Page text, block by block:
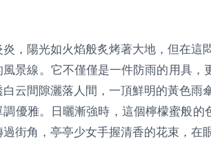
炎，陽光如火焰般炙烤著大地，但在
風景線。它不僅僅是一件防雨的用具
白云間隙灑落人間，一頂鮮明的黃色雨
調優雅。日曬漸強時，這個檸檬蜜般
過街角，亭亭少女手握清香的花束，在